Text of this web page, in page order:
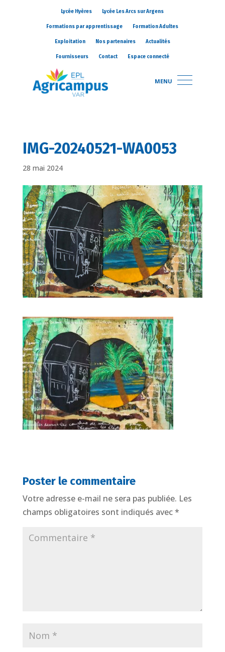
Lycée Hyères Lycée Les Arcs sur Argens
Formations par apprentissage Formation Adultes
Exploitation Nos partenaires Actualités
Fournisseurs Contact Espace connecté
MENU
IMG-20240521-WA0053
28 mai 2024
Poster le commentaire
Votre adresse e-mail ne sera pas publiée. Les
champs obligatoires sont indiqués avec*